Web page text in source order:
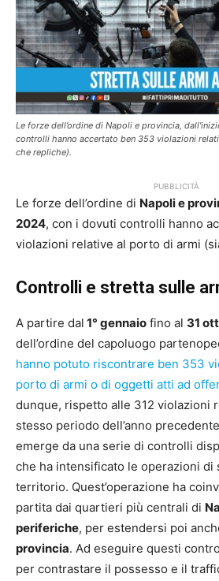
Le forze dell’ordine di Napoli e provincia,
controlli hanno accertato ben 353 violazioni
che repliche).
PUBBLICITÀ
Le forze dell’ordine di Napoli e
2024, con i dovuti controlli hanno
violazioni relative al porto di armi
Controlli e stretta sulle
A partire dal 1° gennaio fino al 31
dell’ordine del capoluogo
hanno potuto riscontrare ben 353
porto di armi o di oggetti atti ad
dunque, rispetto alle 312 violazioni
stesso periodo dell’anno
emerge da una serie di controlli
che ha intensificato le operazioni di
territorio. Quest’operazione ha
partita dai quartieri più centrali di
periferiche, per estendersi poi
provincia. Ad eseguire questi
per contrastare il possesso e il